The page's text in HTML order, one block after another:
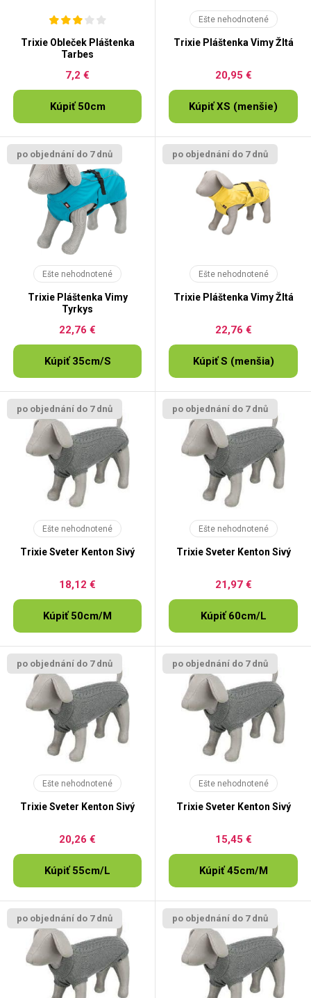
Trixie Obleček Pláštenka
Tarbes
7,2 €
Kúpiť 50cm
Ešte nehodnotené
Trixie Pláštenka Vimy Žltá
20,95 €
Kúpiť XS (menšie)
po objednání do 7 dnů
Ešte nehodnotené
Trixie Pláštenka Vimy
Tyrkys
22,76 €
Kúpiť 35cm/S
po objednání do 7 dnů
Ešte nehodnotené
Trixie Pláštenka Vimy Žltá
22,76 €
Kúpiť S (menšia)
po objednání do 7 dnů
Ešte nehodnotené
Trixie Sveter Kenton Sivý
18,12 €
Kúpiť 50cm/M
po objednání do 7 dnů
Ešte nehodnotené
Trixie Sveter Kenton Sivý
21,97 €
Kúpiť 60cm/L
po objednání do 7 dnů
Ešte nehodnotené
Trixie Sveter Kenton Sivý
20,26 €
Kúpiť 55cm/L
po objednání do 7 dnů
Ešte nehodnotené
Trixie Sveter Kenton Sivý
15,45 €
Kúpiť 45cm/M
po objednání do 7 dnů po objednání do 7 dnů